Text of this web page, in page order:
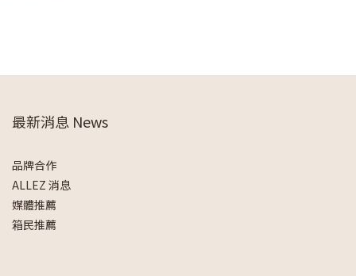
最新消息 News
品牌合作
ALLEZ 消息
媒體推薦
箱民推薦